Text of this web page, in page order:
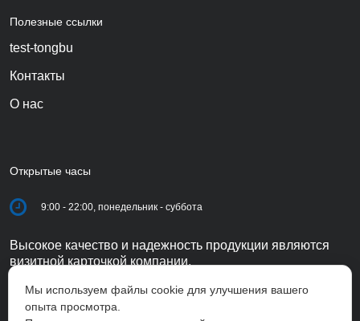
Полезные ссылки
test-tongbu
Контакты
О нас
Открытые часы
9:00 - 22:00, понедельник - суббота
Высокое качество и надежность продукции являются
визитной карточкой компании.
Мы используем файлы cookie для улучшения вашего
опыта просмотра.